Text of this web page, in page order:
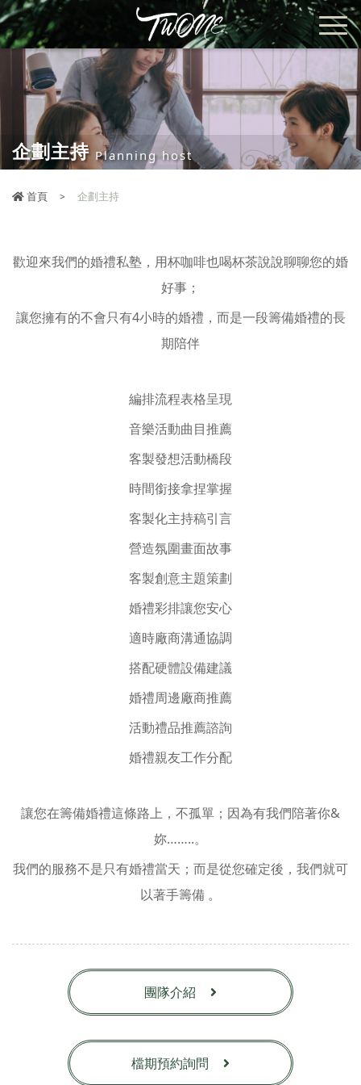
企劃主持 Planning host
首頁 企劃主持
歡迎來我們的婚禮私塾，用杯咖啡也喝杯茶說說聊聊您的婚
好事；
讓您擁有的不會只有4小時的婚禮，而是一段籌備婚禮的長
期陪伴
編排流程表格呈現
音樂活動曲目推薦
客製發想活動橋段
時間銜接拿捏掌握
客製化主持稿引言
營造氛圍畫面故事
客製創意主題策劃
婚禮彩排讓您安心
適時廠商溝通協調
搭配硬體設備建議
婚禮周邊廠商推薦
活動禮品推薦諮詢
婚禮親友工作分配
讓您在籌備婚禮這條路上，不孤單；因為有我們陪著你&
妳……..。
我們的服務不是只有婚禮當天；而是從您確定後，我們就可
以著手籌備 。
團隊介紹
檔期預約詢問